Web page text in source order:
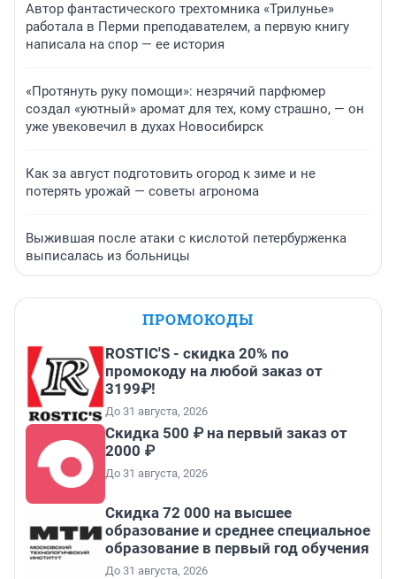
Автор фантастического трехтомника «Трилунье»
работала в Перми преподавателем, а первую книгу
написала на спор — ее история
«Протянуть руку помощи»: незрячий парфюмер
создал «уютный» аромат для тех, кому страшно, — он
уже увековечил в духах Новосибирск
Как за август подготовить огород к зиме и не
потерять урожай — советы агронома
Выжившая после атаки с кислотой петербурженка
выписалась из больницы
ПРОМОКОДЫ
ROSTIC'S - скидка 20% по
промокоду на любой заказ от
3199₽!
До 31 августа, 2026
Скидка 500 ₽ на первый заказ от
2000 ₽
До 31 августа, 2026
Скидка 72 000 на высшее
образование и среднее специальное
образование в первый год обучения
До 31 августа, 2026